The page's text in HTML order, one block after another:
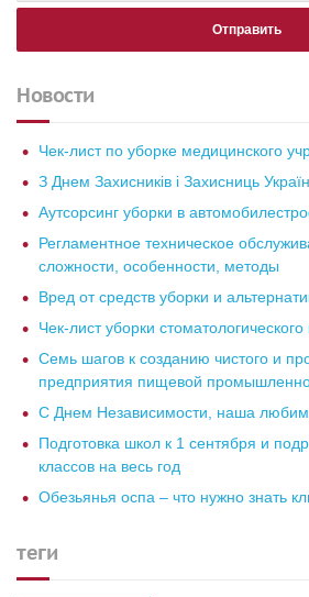
Новости
Чек-лист по уборке медицинского
З Днем Захисників і Захисниць
Аутсорсинг уборки в
Регламентное техническое обслуживание зданий:
сложности, особенности, методы
Вред от средств уборки и
Чек-лист уборки
Семь шагов к созданию чистого и продезинфицированного
предприятия пищевой
С Днем Независимости, наша
Подготовка школ к 1 сентября и подробный чек лист уборки
классов на весь год
Обезьянья оспа – что нужно знать
теги